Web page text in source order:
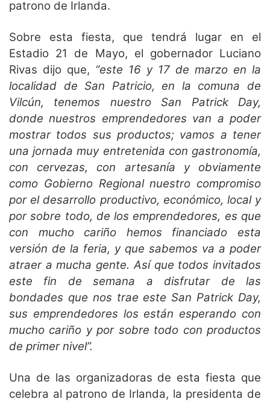
patrono de Irlanda.
Sobre esta fiesta, que tendrá lugar en el
Estadio 21 de Mayo, el gobernador Luciano
Rivas dijo que, “este 16 y 17 de marzo en la
localidad de San Patricio, en la comuna de
Vilcún, tenemos nuestro San Patrick Day,
donde nuestros emprendedores van a poder
mostrar todos sus productos; vamos a tener
una jornada muy entretenida con gastronomía,
con cervezas, con artesanía y obviamente
como Gobierno Regional nuestro compromiso
por el desarrollo productivo, económico, local y
por sobre todo, de los emprendedores, es que
con mucho cariño hemos financiado esta
versión de la feria, y que sabemos va a poder
atraer a mucha gente. Así que todos invitados
este fin de semana a disfrutar de las
bondades que nos trae este San Patrick Day,
sus emprendedores los están esperando con
mucho cariño y por sobre todo con productos
de primer nivel”.
Una de las organizadoras de esta fiesta que
celebra al patrono de Irlanda, la presidenta de